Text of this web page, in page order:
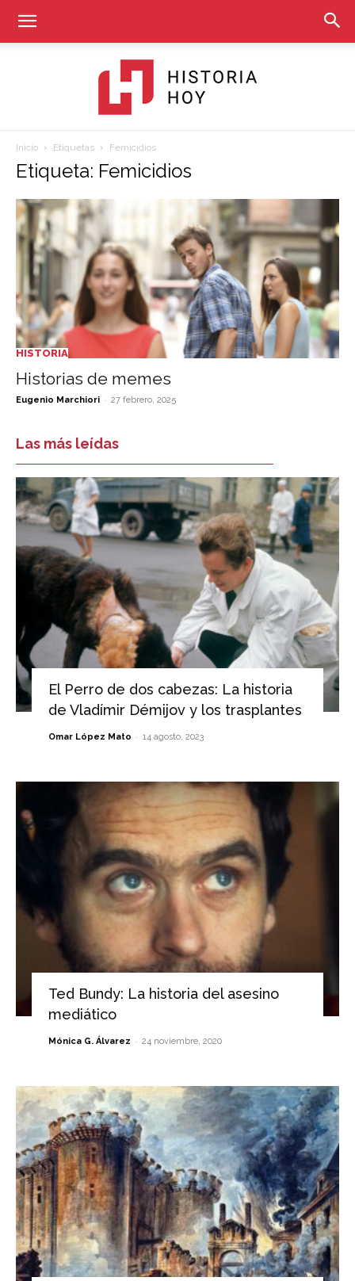
Hoy
Inicio Etiquetas Femicidios
Etiqueta: Femicidios
HISTORIA
Historias de memes
Eugenio Marchiori - 27 febrero, 2025
Las más leídas
El Perro de dos cabezas: La historia
de Vladímir Démijov y los trasplantes
Omar López Mato - 14 agosto, 2023
Ted Bundy: La historia del asesino
mediático
Mónica G. Álvarez - 24 noviembre, 2020